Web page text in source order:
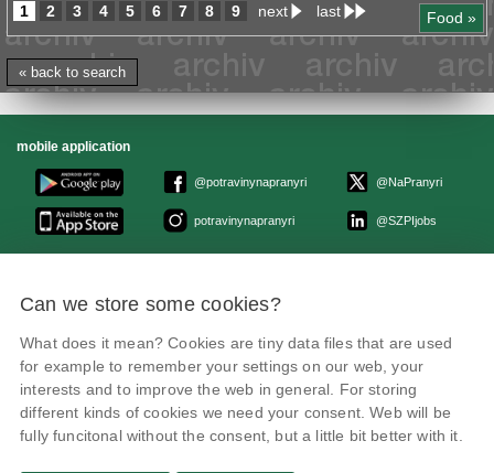
1 2 3 4 5 6 7 8 9 next last Food »
« back to search
mobile application
@potravinynapranyri
potravinynapranyri
@NaPranyri
@SZPIjobs
Květná 15, 603 00 Brno,epodatelna
szpi.gov.cz
IČO: 75014149, DIČ: CZ75014149
Privacy Policy
Cookies settings
Can we store some cookies?
What does it mean? Cookies are tiny data files that are used
for example to remember your settings on our web, your
interests and to improve the web in general. For storing
different kinds of cookies we need your consent. Web will be
fully funcitonal without the consent, but a little bit better with it.